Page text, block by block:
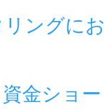
ングにお
金ショー